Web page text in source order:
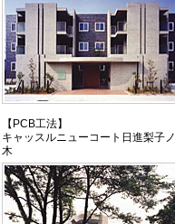
【PCB工法】
キャッスルニューコート日進梨子ノ
木